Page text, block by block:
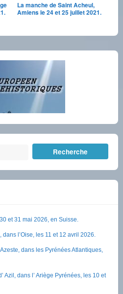
La manche de Saint Acheul,
Amiens le 24 et 25 juillet 2021.
et 31 mai 2026, en Suisse.
l’Oise, les 11 et 12 avril 2026.
dans les Pyrénées Atlantiques,
Azil, dans l’ Ariège Pyrénées, les 10 et